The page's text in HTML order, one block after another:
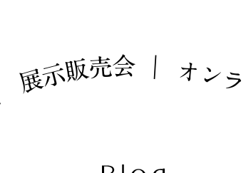
展示販売会 ｜ オ ンラ